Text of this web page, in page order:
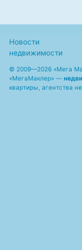
Новости
недвижимости
© 2009—2026 «Мега
«МегаМаклер» —
квартиры, агентства